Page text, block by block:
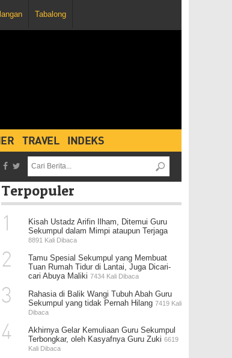
Tabalong
TRAVEL INDEKS
dan Penghentian Pertandingan, Persebaya Vs
Terpopuler
1
Kisah Ustadz Arifin Ilham, Ditemui Guru
Sekumpul dalam Mimpi ataupun Terjaga
8891 Kali Dibaca
2
Tamu Spesial Sekumpul yang Membuat
Tuan Rumah Tidur di Lantai, Juga Dicari-
cari Abuya Maliki 7434 Kali Dibaca
3
Rahasia di Balik Wangi Tubuh Abah Guru
Sekumpul yang tidak Pernah Hilang 7419 Kali
Dibaca
4
Akhirnya Gelar Kemuliaan Guru Sekumpul
Terbongkar, oleh Kasyafnya Guru Zuki 6619
Kali Dibaca